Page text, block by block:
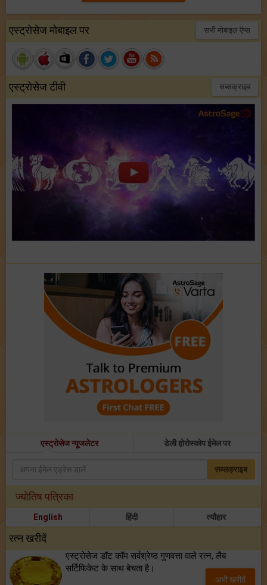
एस्ट्रोसेज मोबाइल पर सभी मोबाइल ऍप्स
एस्ट्रोसेज टीवी सब्सक्राइब
एस्ट्रोसेज न्यूजलेटर डेली होरोस्कोप ईमेल पर
सब्सक्राइब
ज्योतिष पत्रिका
English हिंदी त्यौहार
रत्न खरीदें
एस्ट्रोसेज डॉट कॉम सर्वश्रेष्ठ गुणवत्ता वाले रत्न, लैब
सर्टिफिकेट के साथ बेचता है।
अभी खरीदें